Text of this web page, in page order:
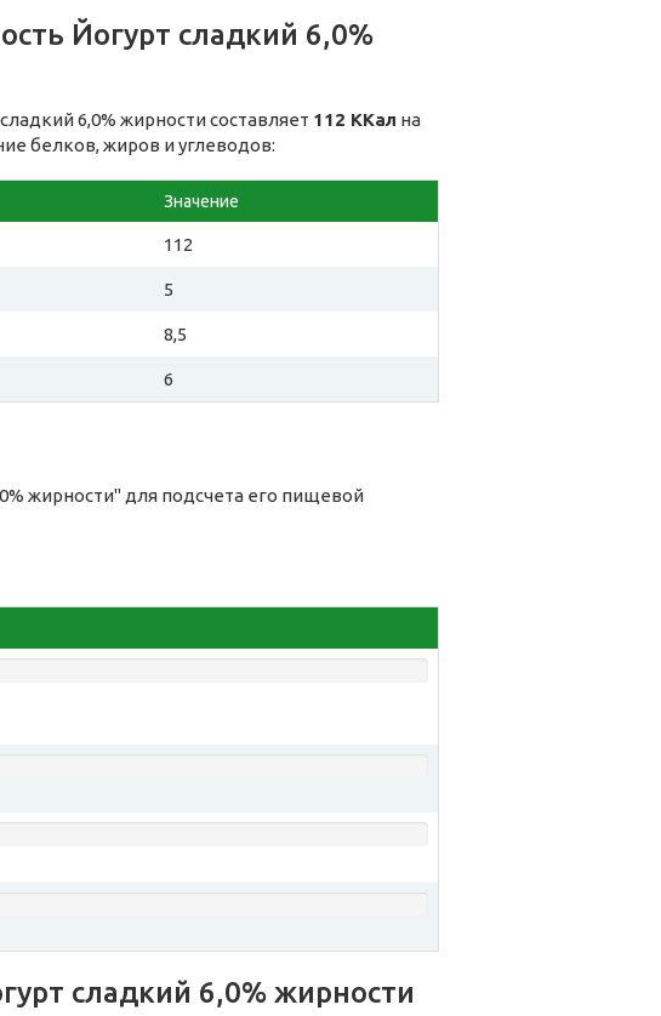
Йогурт сладкий 6,0%
6,0% жирности составляет 112 ККал на
белков, жиров и углеводов:
Значение
112
5
8,5
6
жирности" для подсчета его пищевой
сладкий 6,0% жирности